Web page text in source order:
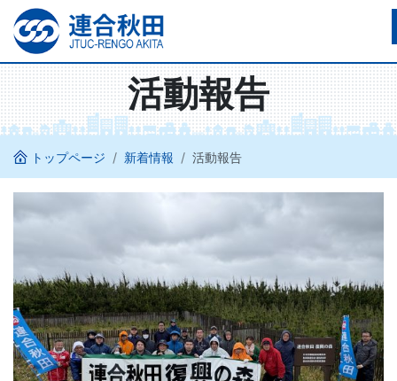
活動報告
トップページ 新着情報 活動報告